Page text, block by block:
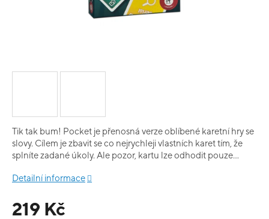
219 Kč
Tik tak bum! Pocket je přenosná verze oblíbené karetní hry se
slovy. Cílem je zbavit se co nejrychleji vlastních karet tím, že
splníte zadané úkoly. Ale pozor, kartu lze odhodit pouze
Všichni hrají současně a tím napětí vzrůstá až do konce.
Detailní informace